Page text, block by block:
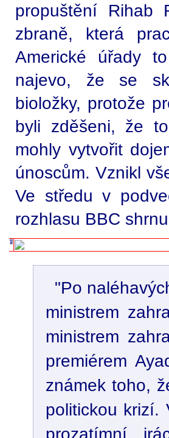
propuštění Rihab
zbraně, která
Americké úřady
najevo, že se
bioložky, protože
byli zděšeni, že
mohly vytvořit
únoscům. Vznikl
Ve středu v
rozhlasu BBC
"Po
ministrem
ministrem
premiérem
známek toho,
politickou krizí.
prozatímní